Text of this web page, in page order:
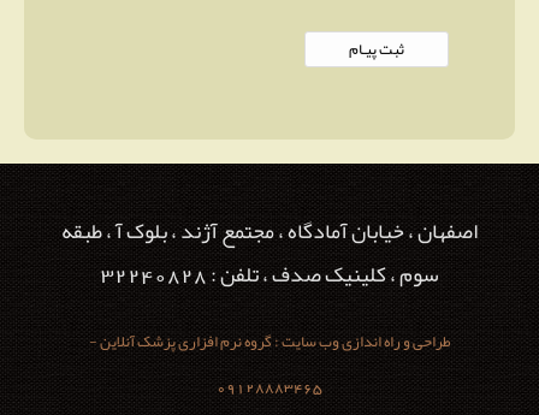
اصفهان ، خیابان آمادگاه ، مجتمع آژند ، بلوک آ ، طبقه
سوم ، کلینیک صدف ، تلفن : 32240828
طراحی و راه اندازی وب سایت : گروه نرم افزاری پزشک آنلاین -
09128883465